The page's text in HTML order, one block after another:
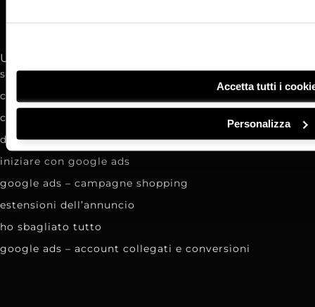
Accetta tutti i
Personalizza
Politica sui cookies
ULTIMI ARTICOLI
scrivere un articolo su wordpress in ottica seo
come scegliere le parole chiave
cosa cercano le persone su google?
devo fare un sito! quali cms evitare come la peste!
iniziare con google ads
google ads – campagne shopping
estensioni dell’annuncio
ho sbagliato tutto
google ads – account collegati e conversioni